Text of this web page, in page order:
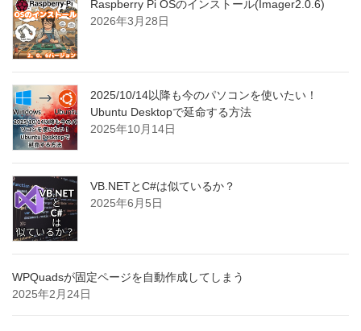
Raspberry Pi OSのインストール(Imager2.0.6)
2026年3月28日
2025/10/14以降も今のパソコンを使いたい！
Ubuntu Desktopで延命する方法
2025年10月14日
VB.NETとC#は似ているか？
2025年6月5日
WPQuadsが固定ページを自動作成してしまう
2025年2月24日